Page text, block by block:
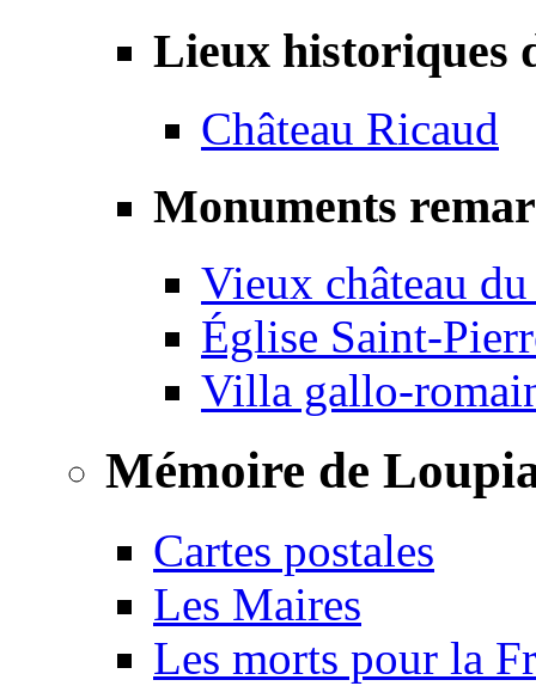
Lieux historiques
Château Ricaud
Monuments
Vieux château
Église Saint-
Villa gallo-
Mémoire de
Cartes postales
Les Maires
Les morts pour la